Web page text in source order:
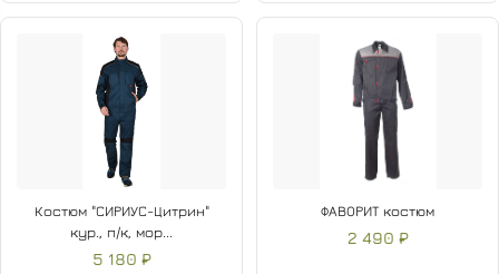
Костюм "СИРИУС-Цитрин"
кур., п/к, мор...
5 180 ₽
ФАВОРИТ костюм
2 490 ₽